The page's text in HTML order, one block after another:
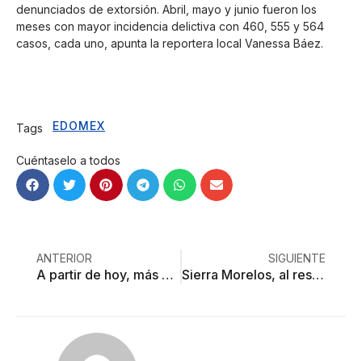
denunciados de extorsión. Abril, mayo y junio fueron los
meses con mayor incidencia delictiva con 460, 555 y 564
casos, cada uno, apunta la reportera local Vanessa Báez.
Tags EDOMEX
Cuéntaselo a todos
ANTERIOR
A partir de hoy, más multas de Tránsito en Toluca
SIGUIENTE
Sierra Morelos, al rescate de los ajolotes